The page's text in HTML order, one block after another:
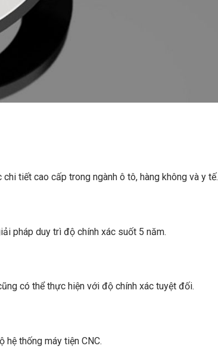
tiết cao cấp trong ngành ô tô, hàng không và y tế.
pháp duy trì độ chính xác suốt 5 năm.
có thể thực hiện với độ chính xác tuyệt đối.
thống máy tiện CNC.